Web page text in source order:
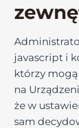
javascript i
którzy mogą
na
że w
sam